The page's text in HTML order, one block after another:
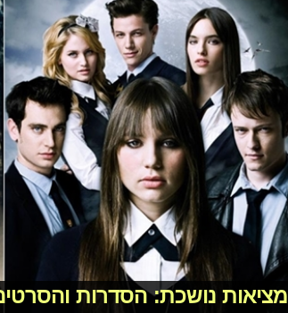
מציאות נושכת: הסדרות